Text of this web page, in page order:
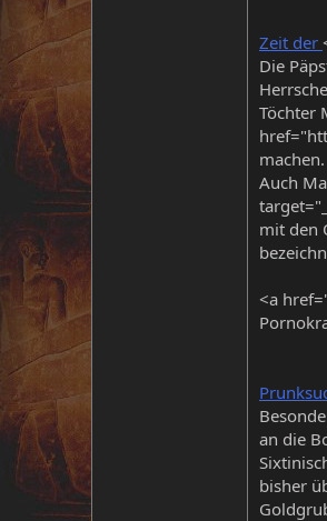
Zeit der
Die
Töchter
Auch
mit den
<a
an die
bisher